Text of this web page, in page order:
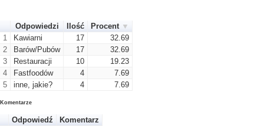
Odpowiedzi Ilość
Procent
1
Kawiarni 17
32.69
2
Barów/Pubów 17
32.69
3
Restauracji 10
19.23
4
Fastfoodów 4
7.69
5
inne, jakie? 4 7.69
Komentarze
Odpowiedź Komentarz